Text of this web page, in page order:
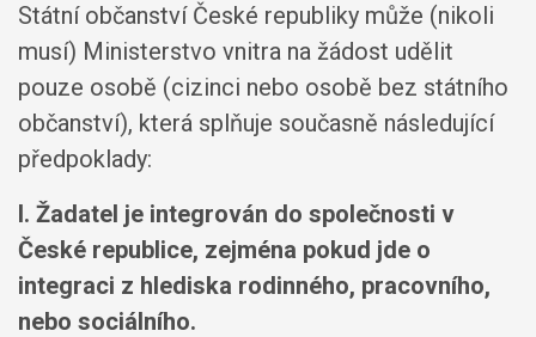
Státní občanství České republiky může (nikoli
musí) Ministerstvo vnitra na žádost udělit
pouze osobě (cizinci nebo osobě bez státního
občanství), která splňuje současně následující
předpoklady:
I. Žadatel je integrován do společnosti v
České republice, zejména pokud jde o
integraci z hlediska rodinného, pracovního,
nebo sociálního.